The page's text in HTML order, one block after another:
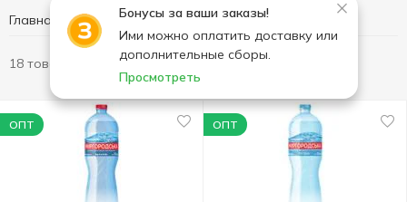
Бонусы за ваши заказы!
Ими можно оплатить доставку или
дополнительные сборы.
Просмотреть
Главная
18 товаров
ОПТ ОПТ